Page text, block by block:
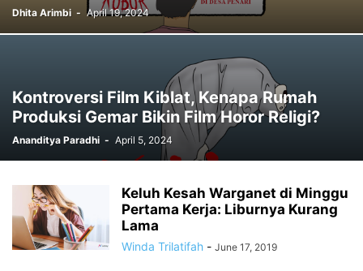
Dhita Arimbi - April 19, 2024
Kontroversi Film Kiblat, Kenapa Rumah
Produksi Gemar Bikin Film Horor Religi?
Ananditya Paradhi - April 5, 2024
Keluh Kesah Warganet di Minggu
Pertama Kerja: Liburnya Kurang
Lama
Winda Trilatifah - June 17, 2019